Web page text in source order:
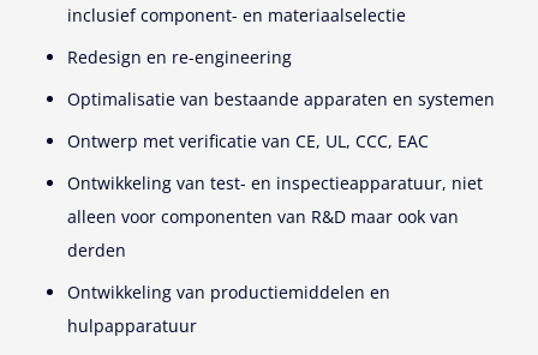
inclusief component- en materiaalselectie
Redesign en re-engineering
Optimalisatie van bestaande apparaten en systemen
Ontwerp met verificatie van CE, UL, CCC, EAC
Ontwikkeling van test- en inspectieapparatuur, niet
alleen voor componenten van R&D maar ook van
derden
Ontwikkeling van productiemiddelen en
hulpapparatuur